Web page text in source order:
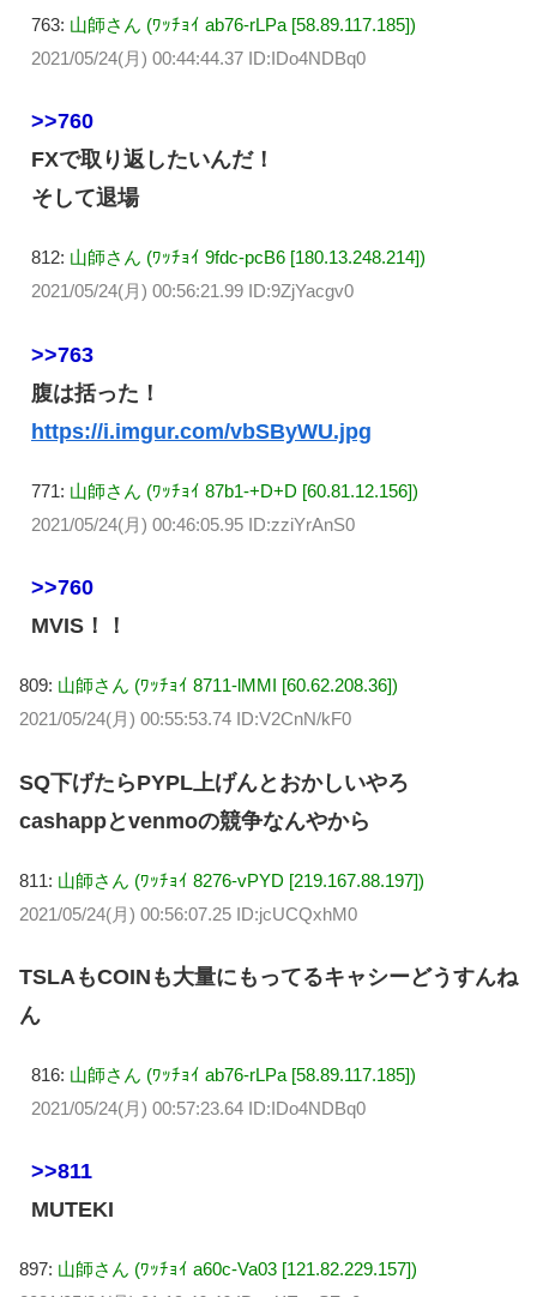
763: 山師さん (ﾜｯﾁｮｲ ab76-rLPa [58.89.117.185])
2021/05/24(月) 00:44:44.37 ID:IDo4NDBq0
>>760
FXで取り返したいんだ！
そして退場
812: 山師さん (ﾜｯﾁｮｲ 9fdc-pcB6 [180.13.248.214])
2021/05/24(月) 00:56:21.99 ID:9ZjYacgv0
>>763
腹は括った！
https://i.imgur.com/vbSByWU.jpg
771: 山師さん (ﾜｯﾁｮｲ 87b1-+D+D [60.81.12.156])
2021/05/24(月) 00:46:05.95 ID:zziYrAnS0
>>760
MVIS！！
809: 山師さん (ﾜｯﾁｮｲ 8711-lMMI [60.62.208.36])
2021/05/24(月) 00:55:53.74 ID:V2CnN/kF0
SQ下げたらPYPL上げんとおかしいやろ
cashappとvenmoの競争なんやから
811: 山師さん (ﾜｯﾁｮｲ 8276-vPYD [219.167.88.197])
2021/05/24(月) 00:56:07.25 ID:jcUCQxhM0
TSLAもCOINも大量にもってるキャシーどうすんね
ん
816: 山師さん (ﾜｯﾁｮｲ ab76-rLPa [58.89.117.185])
2021/05/24(月) 00:57:23.64 ID:IDo4NDBq0
>>811
MUTEKI
897: 山師さん (ﾜｯﾁｮｲ a60c-Va03 [121.82.229.157])